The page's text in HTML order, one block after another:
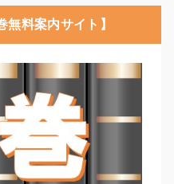
無料案内サイト】